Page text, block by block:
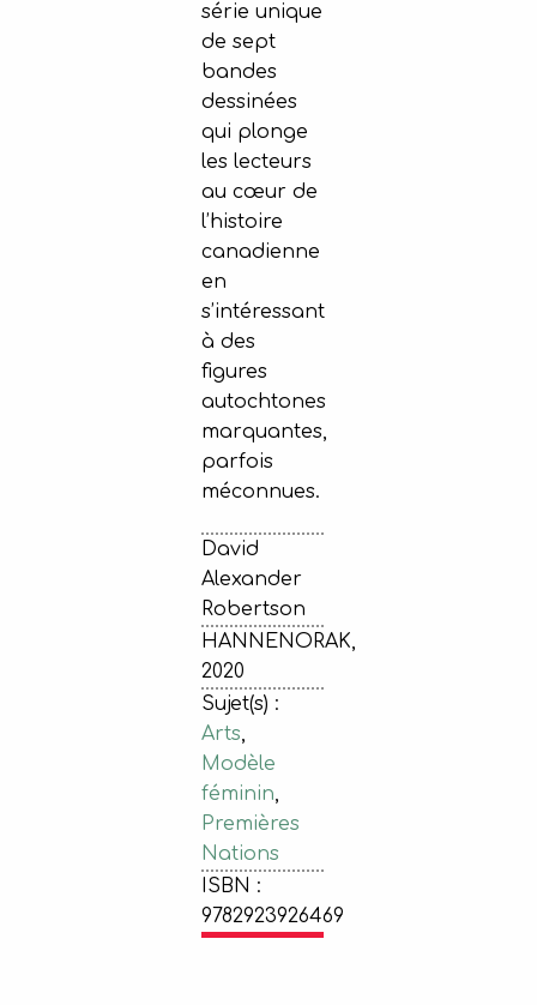
série unique
de sept
bandes
dessinées
qui plonge
les lecteurs
au cœur de
l’histoire
canadienne
en
s’intéressant
à des
figures
autochtones
marquantes,
parfois
méconnues.
David
Alexander
Robertson
HANNENORAK,
2020
Sujet(s) :
Arts,
Modèle
féminin,
Premières
Nations
ISBN :
9782923926469